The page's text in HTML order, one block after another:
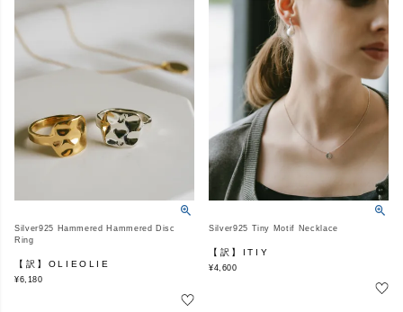
Silver925 Hammered Hammered Disc
Ring
【訳】OLIEOLIE
¥6,180
Silver925 Tiny Motif Necklace
【訳】ITIY
¥4,600